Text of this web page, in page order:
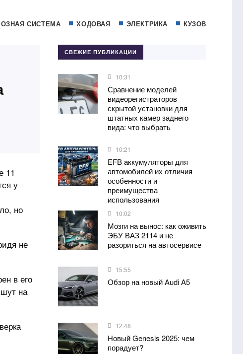
СИСТЕМА ХОДОВАЯ ЭЛЕКТРИКА КУЗОВ
11
у
но
не
в его
на
СВЕЖИЕ ПУБЛИКАЦИИ
10:31
Сравнение моделей
видеорегистраторов
скрытой установки для
штатных камер заднего
вида: что выбрать
10:21
EFB аккумуляторы для
автомобилей их отличия
особенности и
преимущества
использования
10:02
Мозги на вынос: как оживить
ЭБУ ВАЗ 2114 и не
разориться на автосервисе
15:55
Обзор на новый Audi A5
12:48
Новый Genesis 2025: чем
порадует?